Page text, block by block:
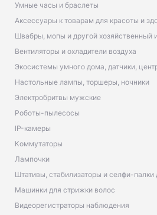
Умные часы и браслеты
Аксессуары к товарам для красоты и
Швабры, мопы и другой хозяйственный
Вентиляторы и охладители воздуха
Экосистемы умного дома, датчики,
Настольные лампы, торшеры, ночники
Электробритвы мужские
Роботы-пылесосы
IP-камеры
Коммутаторы
Лампочки
Штативы, стабилизаторы и селфи-палки
Машинки для стрижки волос
Видеорегистраторы наблюдения